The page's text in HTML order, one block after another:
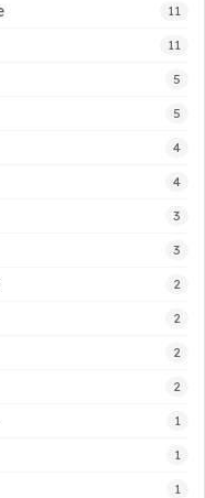
11
11
5
5
4
4
3
3
2
2
2
2
1
1
1